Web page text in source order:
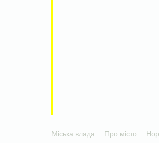
Міська влада Про місто